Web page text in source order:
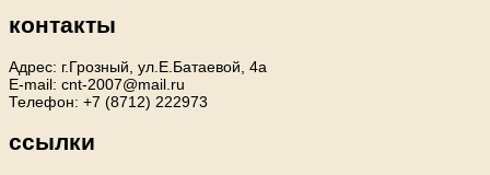
контакты
Адрес: г.Грозный, ул.Е.Батаевой, 4а
E-mail: cnt-2007@mail.ru
Телефон: +7 (8712) 222973
ссылки